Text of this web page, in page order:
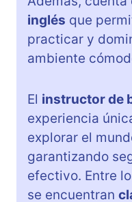
inglés que
practicar y
ambiente
El instructor de
experiencia
explorar el
garantizando
efectivo. Entre
se encuentran